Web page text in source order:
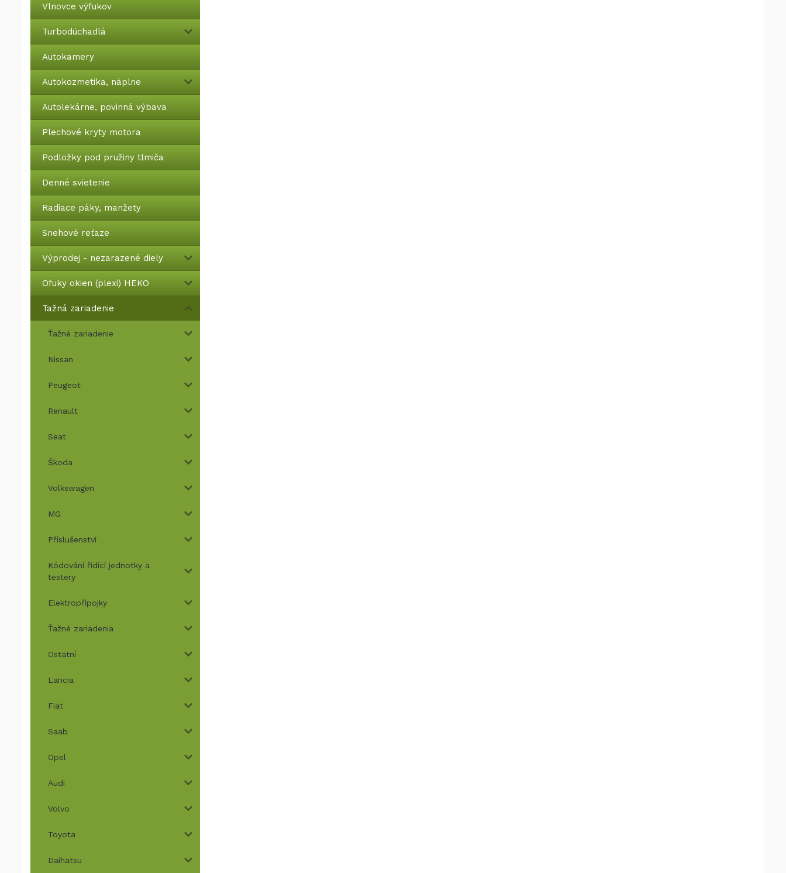
Vlnovce výfukov
Turbodúchadlá
Autokamery
Autokozmetika, náplne
Autolekárne, povinná výbava
Plechové kryty motora
Podložky pod pružiny tlmiča
Denné svietenie
Radiace páky, manžety
Snehové reťaze
Výprodej - nezarazené diely
Ofuky okien (plexi) HEKO
Tažná zariadenie
Ťažné zariadenie
Nissan
Peugeot
Renault
Seat
Škoda
Volkswagen
MG
Příslušenství
Kódování řídící jednotky a
testery
Elektropřípojky
Ťažné zariadenia
Ostatní
Lancia
Fiat
Saab
Opel
Audi
Volvo
Toyota
Daihatsu